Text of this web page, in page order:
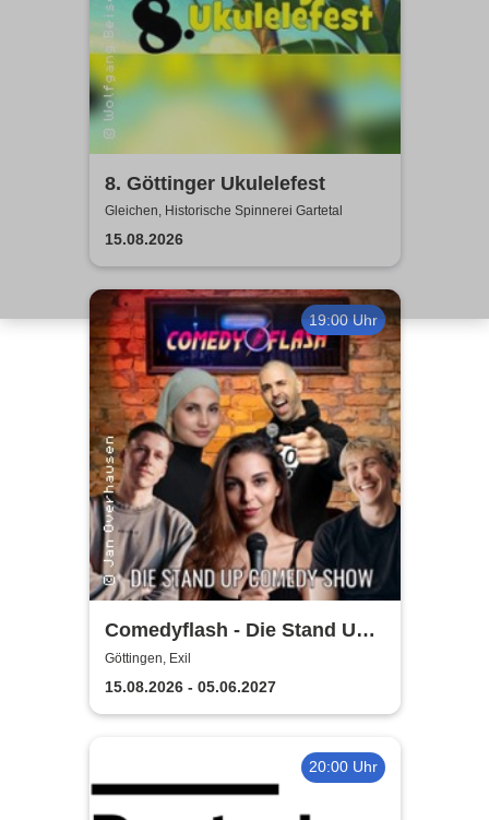
8. Göttinger Ukulelefest
Gleichen, Historische Spinnerei Gartetal
15.08.2026
19:00 Uhr
Comedyflash - Die Stand Up
Comedy Show in Göttingen
Göttingen, Exil
15.08.2026 - 05.06.2027
20:00 Uhr